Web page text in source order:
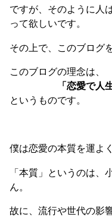
ですが、そのように人
って欲しいです。
その上で、このブログ
このブログの理念は、
「恋愛で人生を
というものです。
僕は恋愛の本質を運よ
「本質」というのは、
ん。
故に、流行や世代の影